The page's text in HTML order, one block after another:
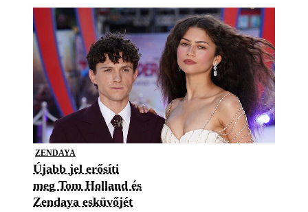
ZENDAYA
Újabb jel erősíti
meg Tom Holland és
Zendaya esküvőjét